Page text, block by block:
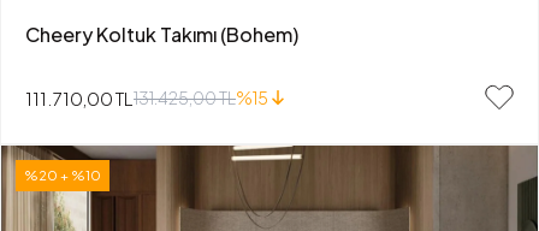
Cheery Koltuk Takımı (Bohem)
111.710,00 TL 131.425,00 TL%15
%20 + %10